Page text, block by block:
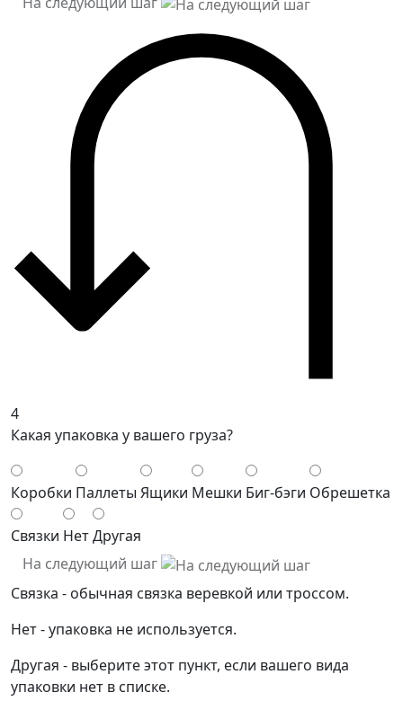
4
Какая упаковка у вашего груза?
Коробки Паллеты Ящики Мешки Биг-бэги Обрешетка
Связки НетДругая
На следующий шаг
Связка - обычная связка веревкой или троссом.
Нет - упаковка не используется.
Другая - выберите этот пункт, если вашего вида
упаковки нет в списке.